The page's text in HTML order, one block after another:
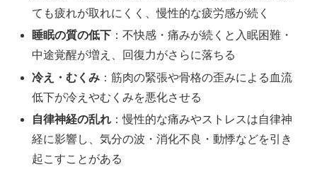
ても疲れが取れにくく、慢性的な疲労感が続く
睡眠の質の低下 ：不快感・痛みが続くと入眠困難・
中途覚醒が増え、回復力がさらに落ちる
冷え・むくみ ：筋肉の緊張や骨格の歪みによる血流
低下が冷えやむくみを悪化させる
自律神経の乱れ ：慢性的な痛みやストレスは自律神
経に影響し、気分の波・消化不良・動悸などを引き
起こすことがある